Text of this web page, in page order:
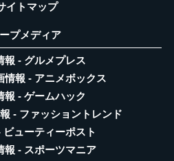
イトマップ
プメディア
報 - グルメプレス
情報 - アニメボックス
報 - ゲームハック
- ファッショントレンド
ビューティーポスト
報 - スポーツマニア